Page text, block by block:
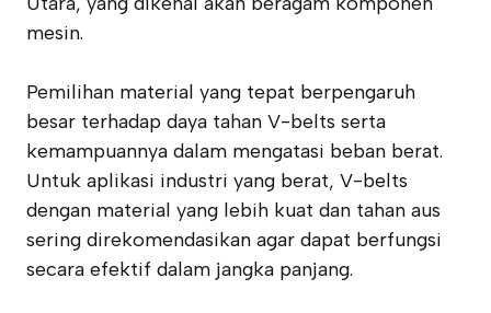
mesin.
Pemilihan material yang tepat berpengaruh
besar terhadap daya tahan V-belts serta
kemampuannya dalam mengatasi beban berat.
Untuk aplikasi industri yang berat, V-belts
dengan material yang lebih kuat dan tahan aus
sering direkomendasikan agar dapat berfungsi
secara efektif dalam jangka panjang.